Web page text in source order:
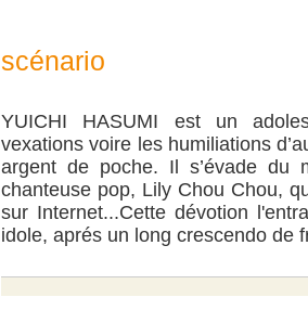
scénario
YUICHI HASUMI est un
vexations voire les humiliations
argent de poche. Il s’évade du
chanteuse pop, Lily Chou Chou,
sur Internet...Cette dévotion
idole, aprés un long crescendo de